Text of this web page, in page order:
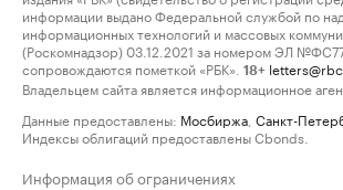
информации выдано Федеральной службой по
информационных технологий и массовых
(Роскомнадзор) 03.12.2021 за номером ЭЛ
сопровождаются пометкой «РБК».
18+
Владельцем сайта является информационное
Данные предоставлены: Мосбиржа Санкт-
Индексы облигаций предоставлены Cbonds.
Информация об ограничениях